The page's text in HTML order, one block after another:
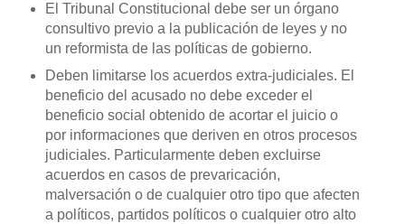
El Tribunal Constitucional debe ser un órgano
consultivo previo a la publicación de leyes y no
un reformista de las políticas de gobierno.
Deben limitarse los acuerdos extra-judiciales. El
beneficio del acusado no debe exceder el
beneficio social obtenido de acortar el juicio o
por informaciones que deriven en otros procesos
judiciales. Particularmente deben excluirse
acuerdos en casos de prevaricación,
malversación o de cualquier otro tipo que afecten
a políticos, partidos políticos o cualquier otro alto